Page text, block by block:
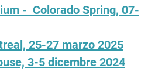
- Colorado Spring, 07-
25-27 marzo 2025
3-5 dicembre 2024